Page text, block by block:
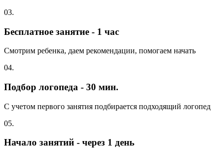
03.
Бесплатное занятие - 1 час
Смотрим ребенка, даем рекомендации, помогаем начать
04.
Подбор логопеда - 30 мин.
С учетом первого занятия подбирается подходящий логопед
05.
Начало занятий - через 1 день